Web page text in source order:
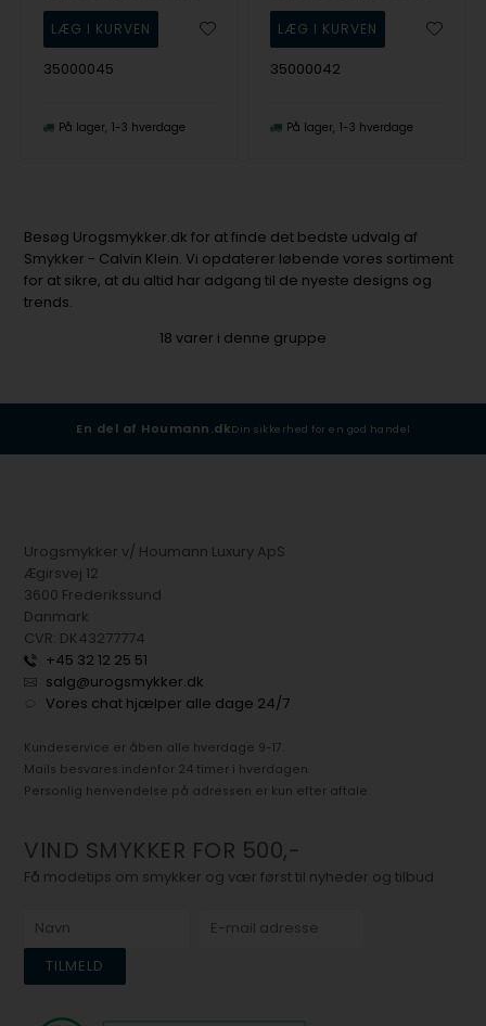
35000045
På lager 1-3 hverdage
35000042
På lager 1-3 hverdage
Besøg Urogsmykker.dk for at finde det bedste udvalg af
Smykker - Calvin Klein. Vi opdaterer løbende vores sortiment
for at sikre, at du altid har adgang til de nyeste designs og
trends.
18 varer i denne gruppe
En del af Houmann.dkDin sikkerhed for en god handel
Urogsmykker v/ Houmann Luxury ApS
Ægirsvej 12
3600 Frederikssund
Danmark
CVR: DK43277774
+45 32 12 25 51
salg@urogsmykker.dk
Vores chat hjælper alle dage 24/7
Kundeservice er åben alle hverdage 9-17.
Mails besvares indenfor 24 timer i hverdagen.
Personlig henvendelse på adressen er kun efter aftale.
VIND SMYKKER FOR 500,-
Få modetips om smykker og vær først til nyheder og tilbud